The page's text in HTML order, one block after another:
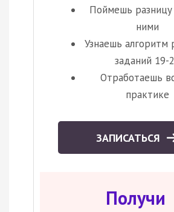
Поймешь
ними
Узнаешь алгоритм
заданий 19-
Отработаешь
практике
ЗАПИСАТЬСЯ
Получи